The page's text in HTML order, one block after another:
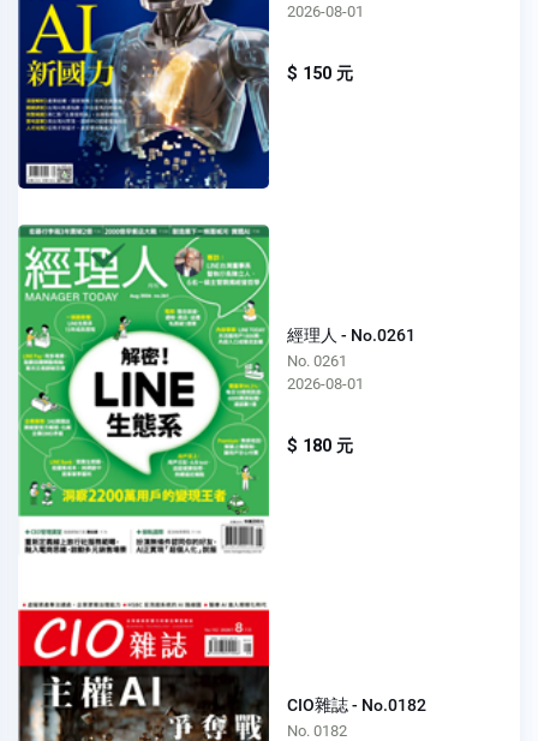
2026-08-01
$ 150 元
經理人 - No.0261
No. 0261
2026-08-01
$ 180 元
CIO雜誌 - No.0182
No. 0182